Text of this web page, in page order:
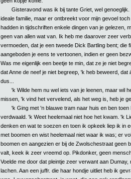
Gisteravond was ik bij tante Griet, wel
ideale familie, maar er ontbreekt voor mijn gevoel
hadden in tijdschriften enkele dingen van je gelezen,
geen van allen wat van. Ik heb me daarover zeer
vermoeden, dat je een tweede Dick Bartling bent; die
aangeboden je eens te vertoonen, indien er geen
Was me eigenlijk een beetje te min, dat ze je niet
dat Anne de neef je niet begreep, 'k heb beweerd, dat
dus...
'k Wilde hem nu wel iets van je leenen, maar wil
missen, 'k vind het vervelend, als het weg is, heb je
'k Ging met 'n blauwe tram naar huis en ben toen
verdwaald. 'k Weet heelemaal niet hoe het kwam. 'k
denken en wat te soezen en toen ik opkeek liep ik in
met boomen en wist heelemaal niet waar ik was; er
boomen en aangezien er bij de Zwolschestraat geen
valt, keek ik zeer vreemd op. Pikdonker, geen
Voelde me door dat pleintje zeer verwant aan Dumay,
lachen. Aan een juffr. die haar hondje uitliet heb ik